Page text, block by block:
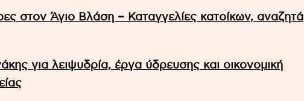
στον Άγιο Βλάση – Καταγγελίες κατοίκων, αναζητά
για λειψυδρία, έργα ύδρευσης και οικονομική